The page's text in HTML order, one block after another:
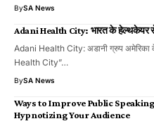
BySA News
Adani Health City: भारत के हेल्थकेयर
Adani Health City: अडानी ग्रुप अमेरिका
Health City”…
BySA News
Ways to Improve Public
Hypnotizing Your Audience